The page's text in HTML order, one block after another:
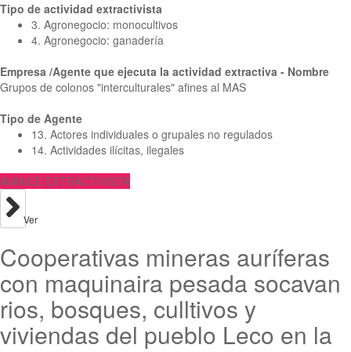
Tipo de actividad extractivista
3. Agronegocio: monocultivos
4. Agronegocio: ganadería
Empresa /Agente que ejecuta la actividad extractiva - Nombre
Grupos de colonos "interculturales" afines al MAS
Tipo de Agente
13. Actores individuales o grupales no regulados
14. Actividades ilícitas, ilegales
AVANCE EXTRACTIVISTA
Ver
Cooperativas mineras auríferas
con maquinaira pesada socavan
rios, bosques, culltivos y
viviendas del pueblo Leco en la